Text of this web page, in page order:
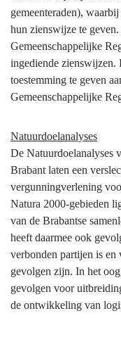
gemeenteraden),
hun zienswijze te
Gemeenschappelijke
ingediende zienswijzen.
toestemming te geven
Gemeenschappelijke
Natuurdoelanalyses
De Natuurdoelanalyses
Brabant laten een
vergunningverlening
Natura 2000-gebieden
van de Brabantse
heeft daarmee ook
verbonden partijen is en
gevolgen zijn. In het
gevolgen voor
de ontwikkeling van